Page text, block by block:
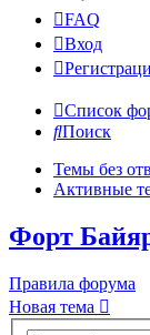
FAQ
Вход
Список
Поиск
Темы без
Активные
Форт
Правила форума
Новая тема